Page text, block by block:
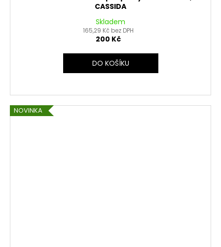
CASSIDA
Skladem
165,29 Kč bez DPH
200 Kč
DO KOŠÍKU
NOVINKA